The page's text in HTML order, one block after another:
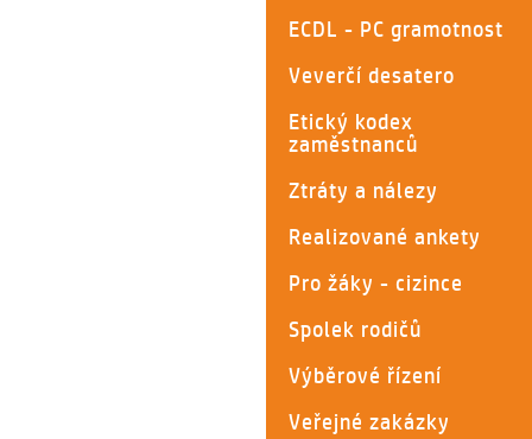
ECDL - PC gramotnost
Veverčí desatero
Etický kodex
zaměstnanců
Ztráty a nálezy
Realizované ankety
Pro žáky - cizince
Spolek rodičů
Výběrové řízení
Veřejné zakázky